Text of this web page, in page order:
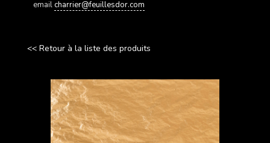
emailcharrier@feuillesdor.com
<< Retour à la liste des produits